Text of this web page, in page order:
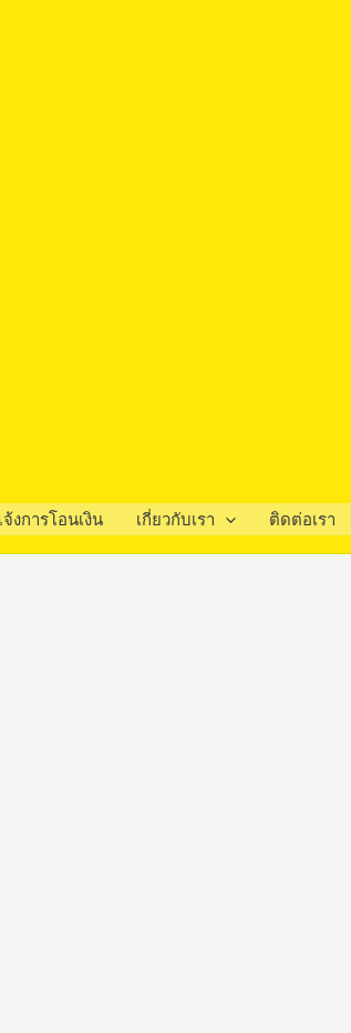
งการโอนเงิน เกี่ยวกับเรา ติดต่อเรา